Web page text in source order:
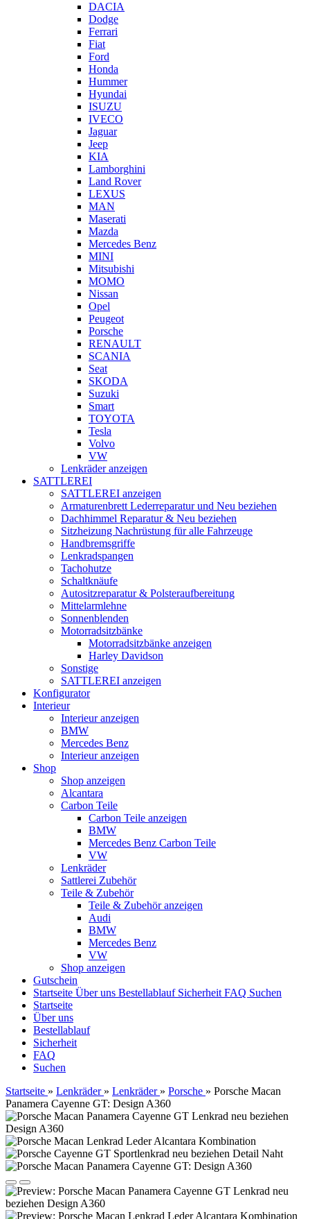
DACIA
Dodge
Ferrari
Fiat
Ford
Honda
Hummer
Hyundai
ISUZU
IVECO
Jaguar
Jeep
KIA
Lamborghini
Land Rover
LEXUS
MAN
Maserati
Mazda
Mercedes Benz
MINI
Mitsubishi
MOMO
Nissan
Opel
Peugeot
Porsche
RENAULT
SCANIA
Seat
SKODA
Suzuki
Smart
TOYOTA
Tesla
Volvo
VW
Lenkräder anzeigen
SATTLEREI
SATTLEREI anzeigen
Armaturenbrett Lederreparatur und Neu beziehen
Dachhimmel Reparatur & Neu beziehen
Sitzheizung Nachrüstung für alle Fahrzeuge
Handbremsgriffe
Lenkradspangen
Tachohutze
Schaltknäufe
Autositzreparatur & Polsteraufbereitung
Mittelarmlehne
Sonnenblenden
Motorradsitzbänke
Motorradsitzbänke anzeigen
Harley Davidson
Sonstige
SATTLEREI anzeigen
Konfigurator
Interieur
Interieur anzeigen
BMW
Mercedes Benz
Interieur anzeigen
Shop
Shop anzeigen
Alcantara
Carbon Teile
Carbon Teile anzeigen
BMW
Mercedes Benz Carbon Teile
VW
Lenkräder
Sattlerei Zubehör
Teile & Zubehör
Teile & Zubehör anzeigen
Audi
BMW
Mercedes Benz
VW
Shop anzeigen
Gutschein
Startseite Über uns Bestellablauf Sicherheit FAQ Suchen
Startseite
Über uns
Bestellablauf
Sicherheit
FAQ
Suchen
Startseite » Lenkräder » Lenkräder » Porsche » Porsche Macan
Panamera Cayenne GT: Design A360